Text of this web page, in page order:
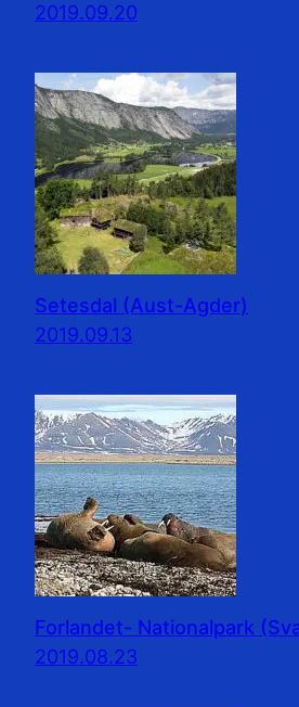
2019.09.20
Setesdal (Aust-Agder)
2019.09.13
Forlandet- Nationalpark
2019.08.23